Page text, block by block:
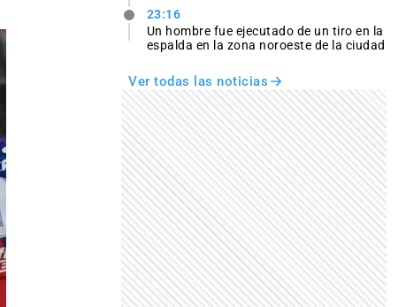
23:16
Un hombre fue ejecutado de un tiro en la
espalda en la zona noroeste de la ciudad
Ver todas las noticias